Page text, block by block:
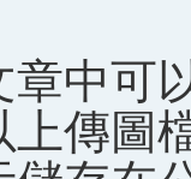
章中可
傳圖